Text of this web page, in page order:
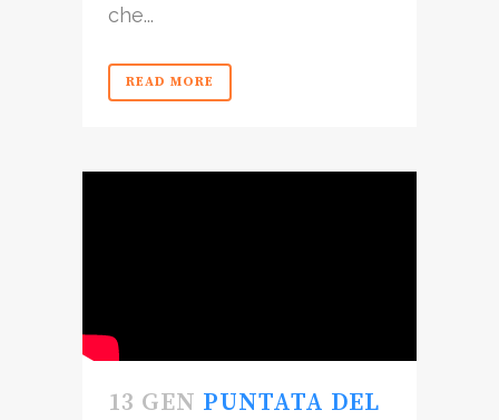
che...
READ MORE
13 GEN PUNTATA DEL